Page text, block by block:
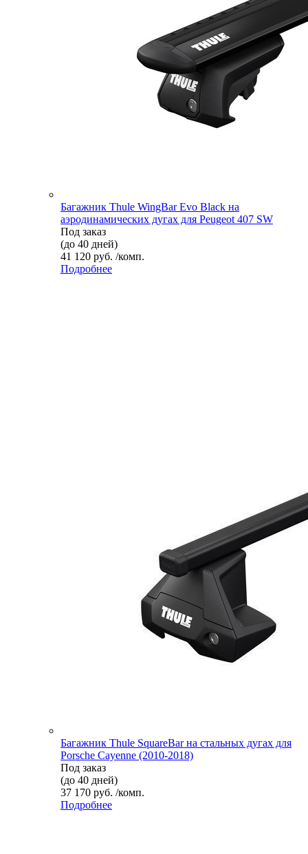
Багажник Thule WingBar Evo Black на
аэродинамических дугах для Peugeot 407 SW
Под заказ
(до 40 дней)
41 120 руб. /комп.
Подробнее
Багажник Thule SquareBar на стальных дугах для
Porsche Cayenne (2010-2018)
Под заказ
(до 40 дней)
37 170 руб. /комп.
Подробнее